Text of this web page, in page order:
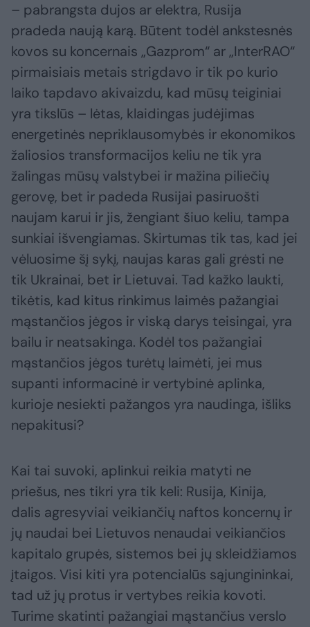
– pabrangsta dujos ar elektra, Rusija
pradeda naują karą. Būtent todėl ankstesnės
kovos su koncernais „Gazprom“ ar „InterRAO“
pirmaisiais metais strigdavo ir tik po kurio
laiko tapdavo akivaizdu, kad mūsų teiginiai
yra tikslūs – lėtas, klaidingas judėjimas
energetinės nepriklausomybės ir ekonomikos
žaliosios transformacijos keliu ne tik yra
žalingas mūsų valstybei ir mažina piliečių
gerovę, bet ir padeda Rusijai pasiruošti
naujam karui ir jis, žengiant šiuo keliu, tampa
sunkiai išvengiamas. Skirtumas tik tas, kad jei
vėluosime šį sykį, naujas karas gali grėsti ne
tik Ukrainai, bet ir Lietuvai. Tad kažko laukti,
tikėtis, kad kitus rinkimus laimės pažangiai
mąstančios jėgos ir viską darys teisingai, yra
bailu ir neatsakinga. Kodėl tos pažangiai
mąstančios jėgos turėtų laimėti, jei mus
supanti informacinė ir vertybinė aplinka,
kurioje nesiekti pažangos yra naudinga, išliks
nepakitusi?
Kai tai suvoki, aplinkui reikia matyti ne
priešus, nes tikri yra tik keli: Rusija, Kinija,
dalis agresyviai veikiančių naftos koncernų ir
jų naudai bei Lietuvos nenaudai veikiančios
kapitalo grupės, sistemos bei jų skleidžiamos
įtaigos. Visi kiti yra potencialūs sąjungininkai,
tad už jų protus ir vertybes reikia kovoti.
Turime skatinti pažangiai mąstančius verslo